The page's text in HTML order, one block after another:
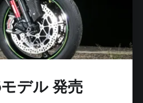
モデル 発売